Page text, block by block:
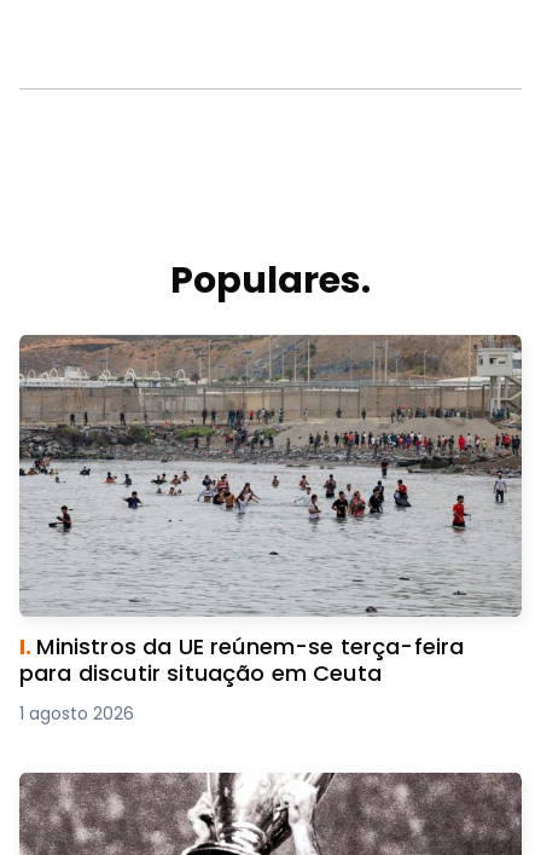
Populares.
I. Ministros da UE reúnem-se terça-feira
para discutir situação em Ceuta
1 agosto 2026